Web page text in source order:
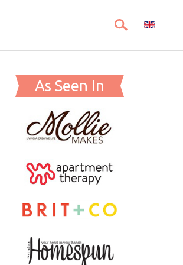
As Seen In